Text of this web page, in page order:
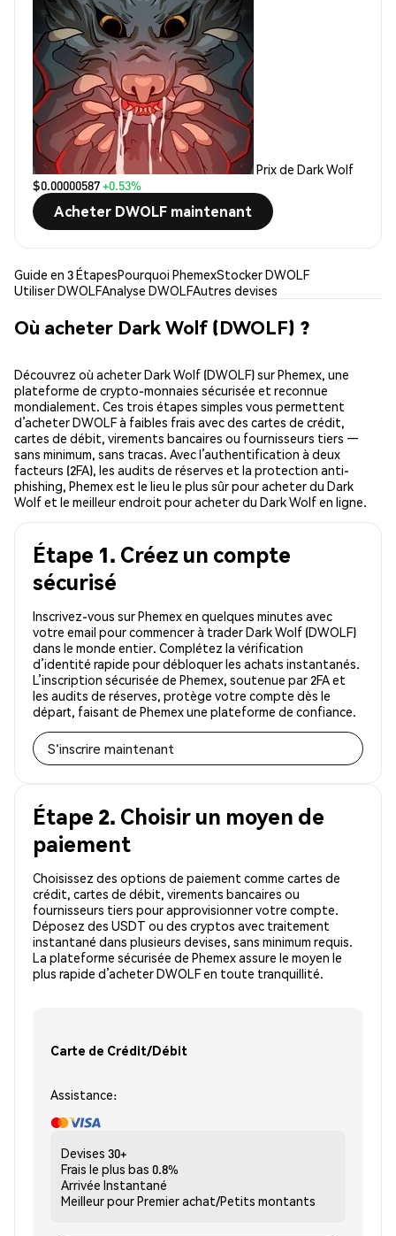
Prix de Dark Wolf
$0.00000587+0.53%
Acheter DWOLF maintenant
Guide en 3 ÉtapesPourquoi PhemexStocker DWOLF
Utiliser DWOLFAnalyse DWOLFAutres devises
Où acheter Dark Wolf (DWOLF) ?
Découvrez où acheter Dark Wolf (DWOLF) sur Phemex, une
plateforme de crypto-monnaies sécurisée et reconnue
mondialement. Ces trois étapes simples vous permettent
d’acheter DWOLF à faibles frais avec des cartes de crédit,
cartes de débit, virements bancaires ou fournisseurs tiers —
sans minimum, sans tracas. Avec l’authentification à deux
facteurs (2FA), les audits de réserves et la protection anti-
phishing, Phemex est le lieu le plus sûr pour acheter du Dark
Wolf et le meilleur endroit pour acheter du Dark Wolf en ligne.
Étape 1. Créez un compte
sécurisé
Inscrivez-vous sur Phemex en quelques minutes avec
votre email pour commencer à trader Dark Wolf (DWOLF)
dans le monde entier. Complétez la vérification
d’identité rapide pour débloquer les achats instantanés.
L’inscription sécurisée de Phemex, soutenue par 2FA et
les audits de réserves, protège votre compte dès le
départ, faisant de Phemex une plateforme de confiance.
S'inscrire maintenant
Étape 2. Choisir un moyen de
paiement
Choisissez des options de paiement comme cartes de
crédit, cartes de débit, virements bancaires ou
fournisseurs tiers pour approvisionner votre compte.
Déposez des USDT ou des cryptos avec traitement
instantané dans plusieurs devises, sans minimum requis.
La plateforme sécurisée de Phemex assure le moyen le
plus rapide d’acheter DWOLF en toute tranquillité.
Carte de Crédit/Débit
Assistance:
Devises 30+
Frais le plus bas 0.8%
Arrivée Instantané
Meilleur pourPremier achat/Petits montants